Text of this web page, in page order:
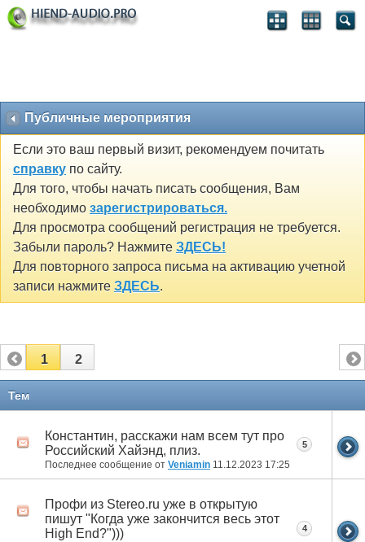
Публичные мероприятия
Если это ваш первый визит, рекомендуем почитать
справку по сайту.
Для того, чтобы начать писать сообщения, Вам
необходимо зарегистрироваться.
Для просмотра сообщений регистрация не требуется.
Забыли пароль? Нажмите ЗДЕСЬ!
Для повторного запроса письма на активацию учетной
записи нажмите ЗДЕСЬ.
1 2
Тем
Константин, расскажи нам всем тут про
Российский Хайэнд, плиз.
Последнее сообщение от Veniamin 11.12.2023 17:25
5
Профи из Stereo.ru уже в открытую
пишут "Когда уже закончится весь этот
High End?")))
4